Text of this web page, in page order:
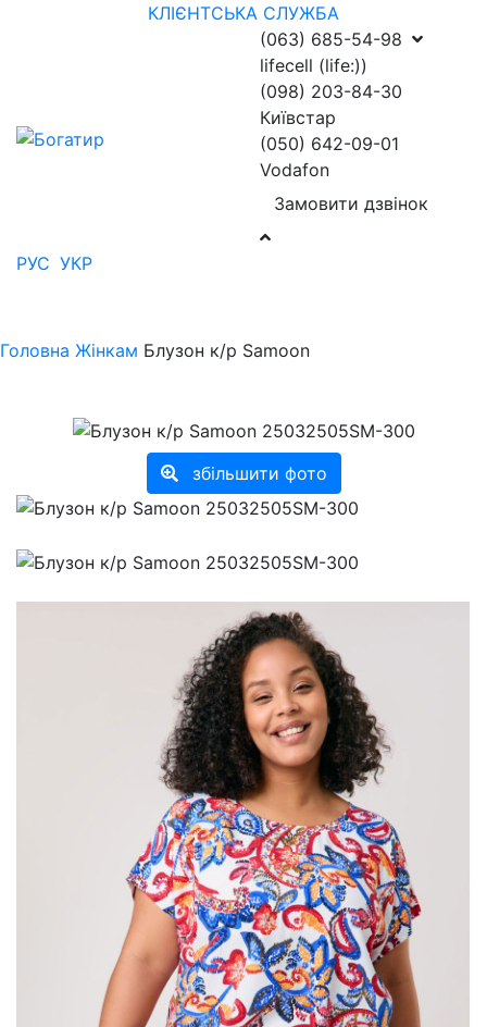
КЛІЄНТСЬКА СЛУЖБА
(063) 685-54-98
lifecell (life:))
(098) 203-84-30
Київстар
(050) 642-09-01
Vodafon
Замовити дзвінок
РУС УКР
Головна Жінкам Блузон к/р Samoon
збільшити фото